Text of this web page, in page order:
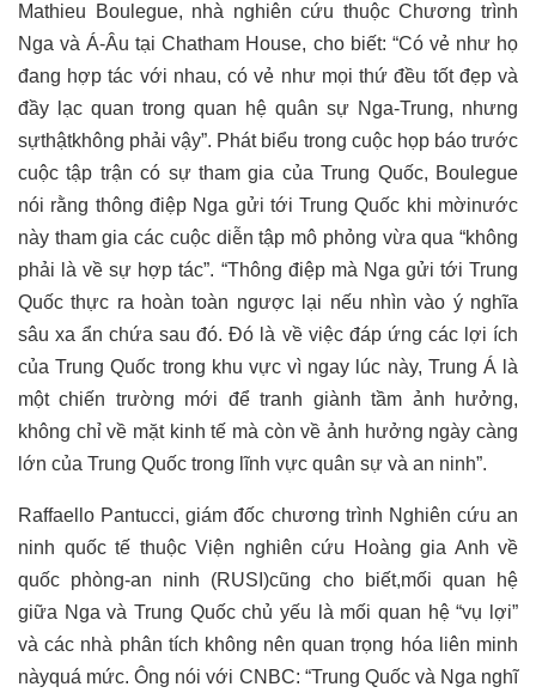
Mathieu Boulegue, nhà nghiên cứu thuộc Chương trình
Nga và Á-Âu tại Chatham House, cho biết: “Có vẻ như họ
đang hợp tác với nhau, có vẻ như mọi thứ đều tốt đẹp và
đầy lạc quan trong quan hệ quân sự Nga-Trung, nhưng
sựthậtkhông phải vậy”. Phát biểu trong cuộc họp báo trước
cuộc tập trận có sự tham gia của Trung Quốc, Boulegue
nói rằng thông điệp Nga gửi tới Trung Quốc khi mờinước
này tham gia các cuộc diễn tập mô phỏng vừa qua “không
phải là về sự hợp tác”. “Thông điệp mà Nga gửi tới Trung
Quốc thực ra hoàn toàn ngược lại nếu nhìn vào ý nghĩa
sâu xa ẩn chứa sau đó. Đó là về việc đáp ứng các lợi ích
của Trung Quốc trong khu vực vì ngay lúc này, Trung Á là
một chiến trường mới để tranh giành tầm ảnh hưởng,
không chỉ về mặt kinh tế mà còn về ảnh hưởng ngày càng
lớn của Trung Quốc trong lĩnh vực quân sự và an ninh”.
Raffaello Pantucci, giám đốc chương trình Nghiên cứu an
ninh quốc tế thuộc Viện nghiên cứu Hoàng gia Anh về
quốc phòng-an ninh (RUSI)cũng cho biết,mối quan hệ
giữa Nga và Trung Quốc chủ yếu là mối quan hệ “vụ lợi”
và các nhà phân tích không nên quan trọng hóa liên minh
nàyquá mức. Ông nói với CNBC: “Trung Quốc và Nga nghĩ